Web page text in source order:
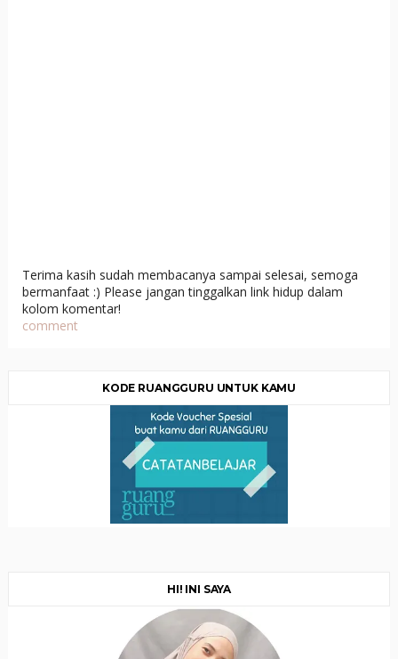
Terima kasih sudah membacanya sampai selesai, semoga
bermanfaat :) Please jangan tinggalkan link hidup dalam
kolom komentar!
comment
KODE RUANGGURU UNTUK KAMU
HI! INI SAYA